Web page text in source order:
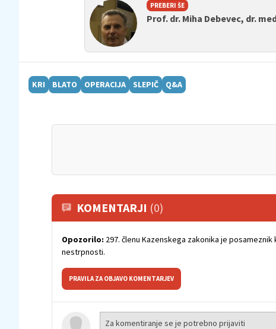
PREBERI ŠE
Prof. dr. Miha Debevec, dr.
KRI BLATO OPERACIJA SLEPIČ Q&A
KOMENTARJI (0)
Opozorilo: 297. členu Kazenskega zakonika je
nestrpnosti.
PRAVILA ZA OBJAVO KOMENTARJEV